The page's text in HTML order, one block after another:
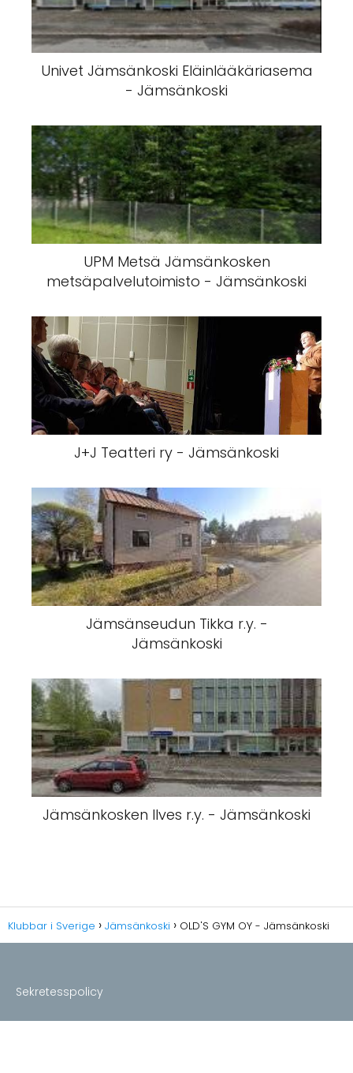
Univet Jämsänkoski Eläinlääkäriasema
- Jämsänkoski
UPM Metsä Jämsänkosken
metsäpalvelutoimisto - Jämsänkoski
J+J Teatteri ry - Jämsänkoski
Jämsänseudun Tikka r.y. -
Jämsänkoski
Jämsänkosken Ilves r.y. - Jämsänkoski
Klubbar i Sverige Jämsänkoski OLD'S GYM OY - Jämsänkoski
Sekretesspolicy